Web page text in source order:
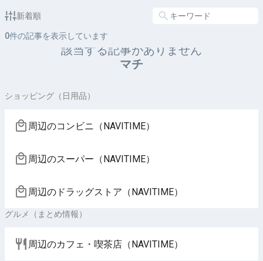
新着順
0件の記事を表示しています
該当する記事がありません
マチ
ショッピング（日用品）
周辺のコンビニ（NAVITIME）
周辺のスーパー（NAVITIME）
周辺のドラッグストア（NAVITIME）
グルメ（まとめ情報）
周辺のカフェ・喫茶店（NAVITIME）